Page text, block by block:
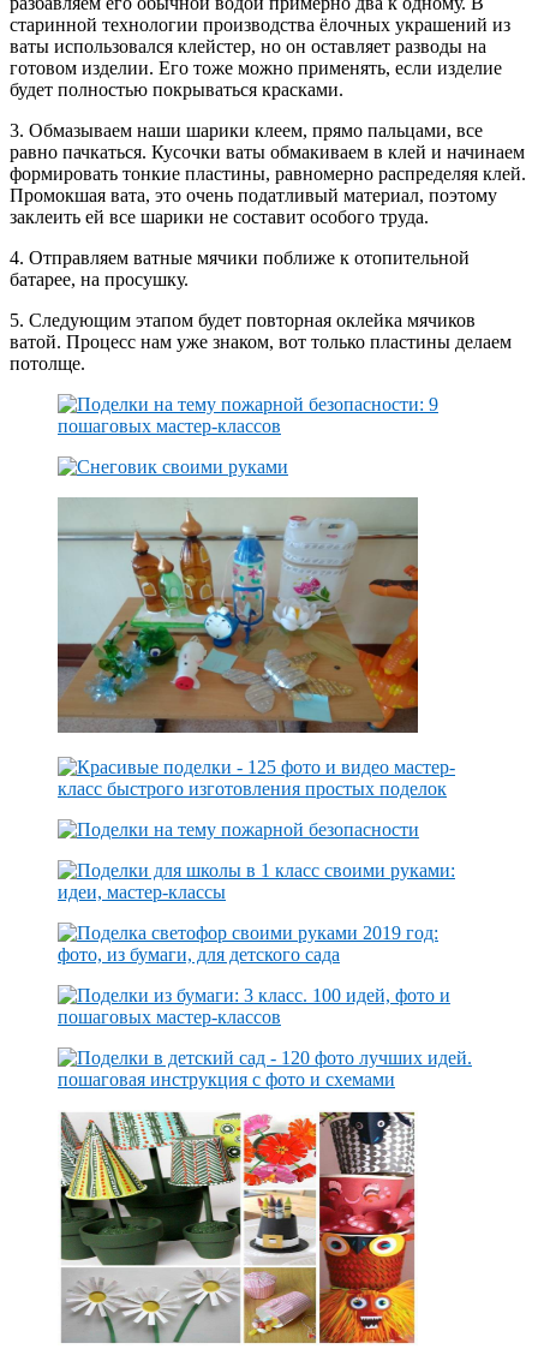
старинной технологии производства ёлочных украшений из
ваты использовался клейстер, но он оставляет разводы на
готовом изделии. Его тоже можно применять, если изделие
будет полностью покрываться красками.
3. Обмазываем наши шарики клеем, прямо пальцами, все
равно пачкаться. Кусочки ваты обмакиваем в клей и начинаем
формировать тонкие пластины, равномерно распределяя клей.
Промокшая вата, это очень податливый материал, поэтому
заклеить ей все шарики не составит особого труда.
4. Отправляем ватные мячики поближе к отопительной
батарее, на просушку.
5. Следующим этапом будет повторная оклейка мячиков
ватой. Процесс нам уже знаком, вот только пластины делаем
потолще.